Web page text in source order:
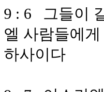
9 : 6 그들이
엘 사람들에
하사이다